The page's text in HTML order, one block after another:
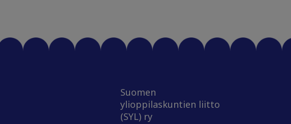
Suomen
ylioppilaskuntien liitto
(SYL) ry